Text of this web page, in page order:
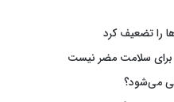
را تضعیف کرد
برای سلامت مضر نیست
می‌شود؟